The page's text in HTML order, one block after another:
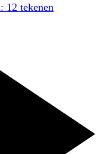
12 tekenen